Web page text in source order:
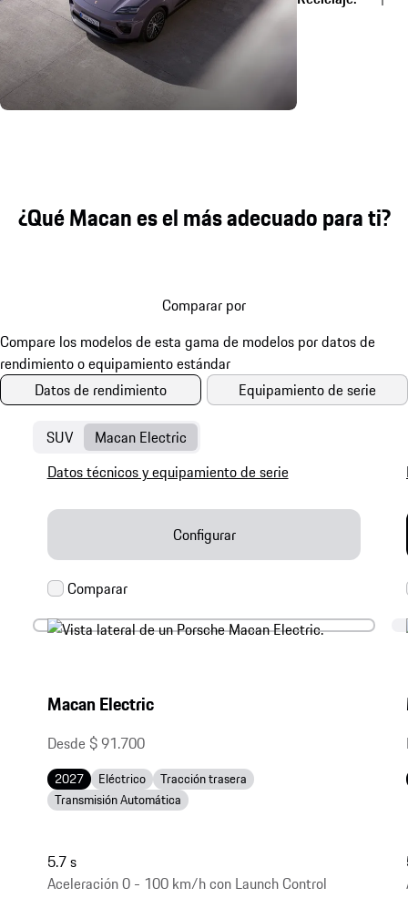
¿Qué Macan es el más adecuado para ti?
Comparar por
Datos de rendimiento Equipamiento de serie
SUV Macan Electric
Macan Electric
Desde $ 91.700
2027 Eléctrico
Tracción trasera
Transmisión Automática
5.7 s
Aceleración 0 - 100 km/h con Launch Control
Datos técnicos y equipamiento de serie
Configurar